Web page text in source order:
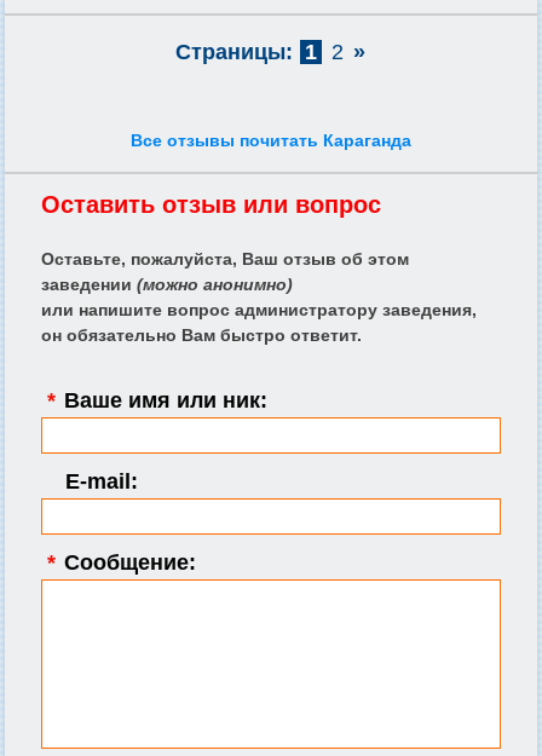
Страницы: 1 2 »
Все отзывы почитать Караганда
Оставить отзыв или вопрос
Оставьте, пожалуйста, Ваш отзыв об этом
заведении (можно анонимно)
или напишите вопрос администратору заведения,
он обязательно Вам быстро ответит.
* Ваше имя или ник:
E-mail:
* Сообщение: